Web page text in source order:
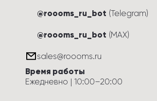
@roooms_ru_bot (Telegram)
@roooms_ru_bot (MAX)
sales@roooms.ru
Время работы
Ежедневно | 10:00–20:00